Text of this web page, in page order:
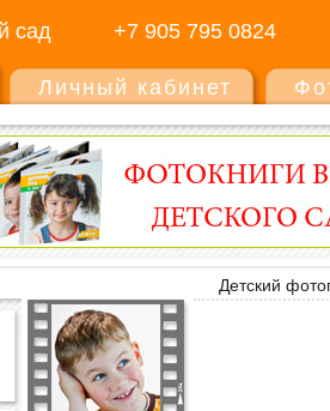
сад +7 905 795 0824
Личный кабинет
Детский